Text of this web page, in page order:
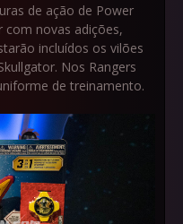
de ação de Power
com novas adições,
incluídos os vilões
Nos Rangers
de treinamento.